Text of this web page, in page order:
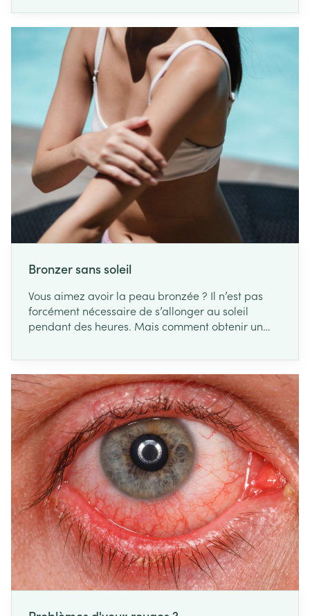
d'opérations par an. C'est ce qu'a décide la
ministre de la Santé publique, Maggie De Block.
"Les faits parlent d'eux-mêmes : plus l'expertise
d'un hôpital en matière de traitement du cancer
de l'oesophage et du pancréas est élevée, plus le
patient a de chances de voir réussir son
traitement", a déclaré la ministre De Block. "Cette
mesure sauvera des vies."
Bronzer sans soleil
Vous aimez avoir la peau bronzée ? Il n’est pas
forcément nécessaire de s’allonger au soleil
pendant des heures. Mais comment obtenir un
Découvrez quels sont les bons gestes et les gestes
à éviter !